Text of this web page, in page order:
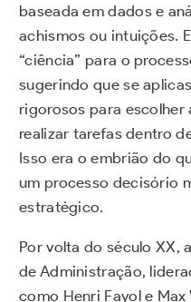
baseada em dados e
achismos ou intuições.
“ciência” para o
sugerindo que se
rigorosos para escolher
realizar tarefas dentro
Isso era o embrião do
um processo decisório
estratégico.
Por volta do século XX,
de Administração,
como Henri Fayol e Max